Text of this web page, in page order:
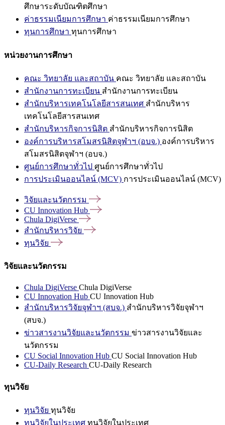
ศึกษาระดับบัณฑิตศึกษา
ค่าธรรมเนียมการศึกษา ค่าธรรมเนียมการศึกษา
ทุนการศึกษา ทุนการศึกษา
หน่วยงานการศึกษา
คณะ วิทยาลัย และสถาบัน คณะ วิทยาลัย และสถาบัน
สำนักงานการทะเบียน สำนักงานการทะเบียน
สำนักบริหารเทคโนโลยีสารสนเทศ สำนักบริหาร
เทคโนโลยีสารสนเทศ
สำนักบริหารกิจการนิสิต สำนักบริหารกิจการนิสิต
องค์การบริหารสโมสรนิสิตจุฬาฯ (อบจ.) องค์การบริหาร
สโมสรนิสิตจุฬาฯ (อบจ.)
ศูนย์การศึกษาทั่วไป ศูนย์การศึกษาทั่วไป
การประเมินออนไลน์ (MCV) การประเมินออนไลน์ (MCV)
วิจัยและนวัตกรรม
CU Innovation Hub
Chula DigiVerse
สำนักบริหารวิจัย
ทุนวิจัย
วิจัยและนวัตกรรม
Chula DigiVerse Chula DigiVerse
CU Innovation Hub CU Innovation Hub
สำนักบริหารวิจัยจุฬาฯ (สบจ.) สำนักบริหารวิจัยจุฬาฯ
(สบจ.)
ข่าวสารงานวิจัยและนวัตกรรม ข่าวสารงานวิจัยและ
นวัตกรรม
CU Social Innovation Hub CU Social Innovation Hub
CU-Daily Research CU-Daily Research
ทุนวิจัย
ทุนวิจัย ทุนวิจัย
ทุนวิจัยในประเทศ ทุนวิจัยในประเทศ